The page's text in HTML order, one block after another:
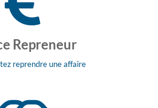
Repreneur
reprendre une affaire